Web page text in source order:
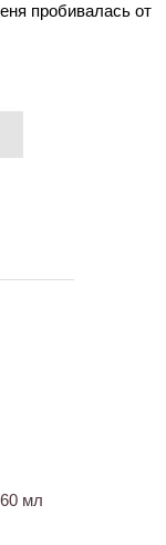
пробивалась от
мл